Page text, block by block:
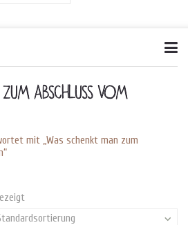
to
content
ABSCHLUSS VOM
mit „Was schenkt man zum